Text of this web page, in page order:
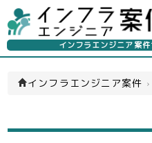
インフラエンジニア案件
インフラエンジニア案件 ›